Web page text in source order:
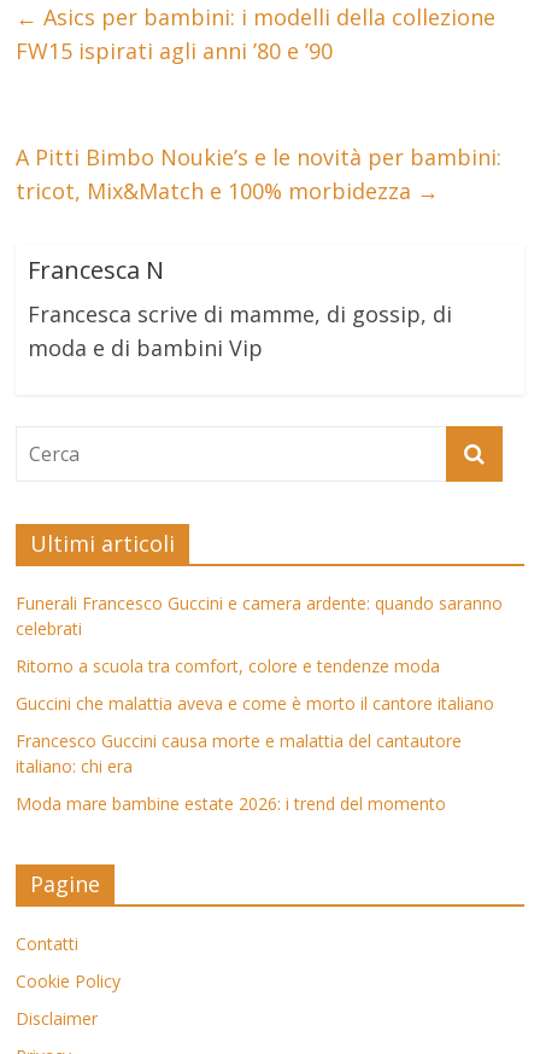
← Asics per bambini: i modelli della collezione
FW15 ispirati agli anni ’80 e ’90
A Pitti Bimbo Noukie’s e le novità per bambini:
tricot, Mix&Match e 100% morbidezza →
Francesca N
Francesca scrive di mamme, di gossip, di
moda e di bambini Vip
Ultimi articoli
Funerali Francesco Guccini e camera ardente: quando saranno
celebrati
Ritorno a scuola tra comfort, colore e tendenze moda
Guccini che malattia aveva e come è morto il cantore italiano
Francesco Guccini causa morte e malattia del cantautore
italiano: chi era
Moda mare bambine estate 2026: i trend del momento
Pagine
Contatti
Cookie Policy
Disclaimer